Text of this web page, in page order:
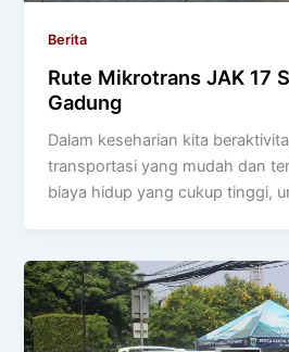
Berita
Rute Mikrotrans JAK 17
Gadung
Dalam keseharian kita
transportasi yang mudah dan
biaya hidup yang cukup tinggi,